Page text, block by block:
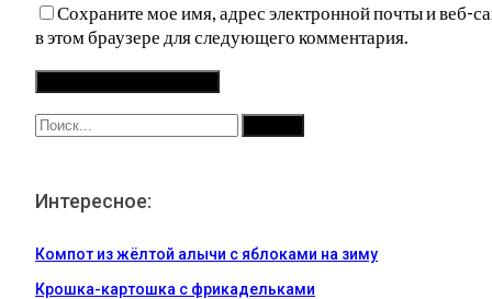
Сохраните мое имя, адрес электронной почты и веб-
в этом браузере для следующего комментария.
Интересное:
Компот из жёлтой алычи с яблоками на зиму
Крошка-картошка с фрикадельками